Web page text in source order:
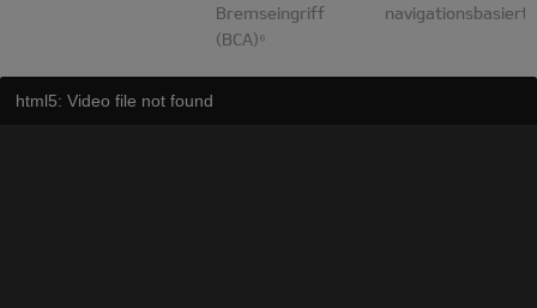
Bremseingriff
(BCA)⁶
navigationsbasiert
html5: Video file not found